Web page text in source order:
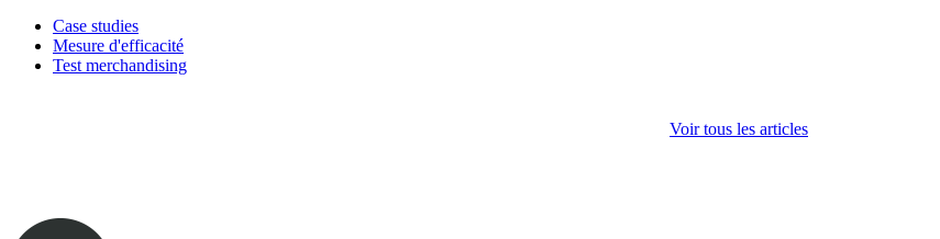
Case studies
Mesure d'efficacité
Test merchandising
Voir tous les articles